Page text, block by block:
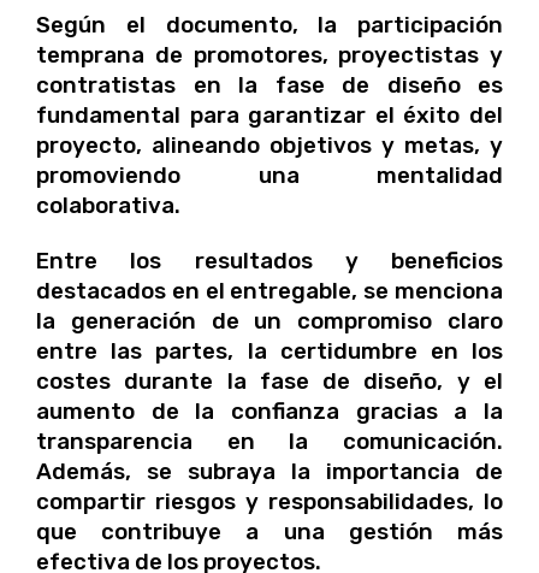
Según el documento, la participación
temprana de promotores, proyectistas y
contratistas en la fase de diseño es
fundamental para garantizar el éxito del
proyecto, alineando objetivos y metas, y
promoviendo una mentalidad
colaborativa.
Entre los resultados y beneficios
destacados en el entregable, se menciona
la generación de un compromiso claro
entre las partes, la certidumbre en los
costes durante la fase de diseño, y el
aumento de la confianza gracias a la
transparencia en la comunicación.
Además, se subraya la importancia de
compartir riesgos y responsabilidades, lo
que contribuye a una gestión más
efectiva de los proyectos.